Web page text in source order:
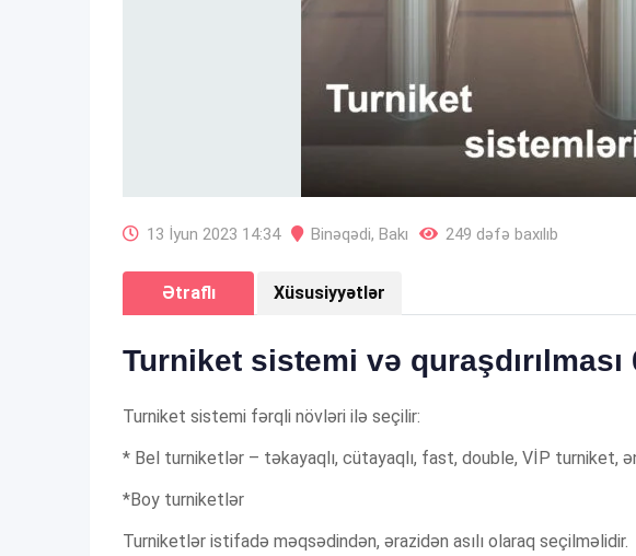
13 İyun 2023 14:34 Binəqədi, Bakı 249 dəfə baxılıb
Ətraflı Xüsusiyyətlər
Turniket sistemi və quraşdırılması
Turniket sistemi fərqli növləri ilə seçilir:
* Bel turniketlər – təkayaqlı, cütayaqlı, fast, double, VİP turniket,
*Boy turniketlər
Turniketlər istifadə məqsədindən, ərazidən asılı olaraq seçilməlidir.